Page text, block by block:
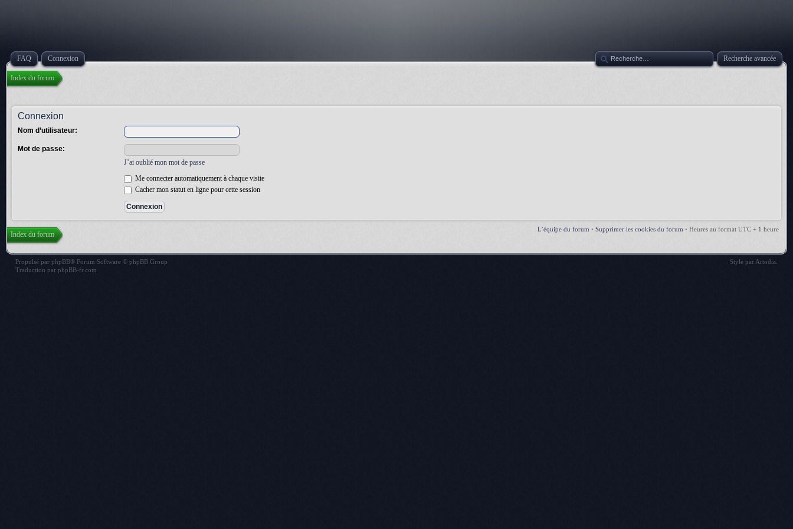
FAQ Connexion Recherche avancée
Index du forum
Connexion
Nom d’utilisateur:
Mot de passe:
J’ai oublié mon mot de passe
Me connecter automatiquement à chaque visite
Cacher mon statut en ligne pour cette session
L’équipe du forum • Supprimer les cookies du forum • Heures au format UTC + 1 heure
Index du forum
Propulsé par phpBB® Forum Software © phpBB Group
Traduction par phpBB-fr.com
Style par Artodia